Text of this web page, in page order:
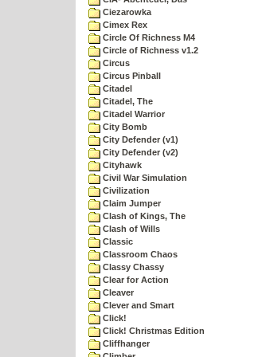
Ciezarowka
Cimex Rex
Circle Of Richness M4
Circle of Richness v1.2
Circus
Circus Pinball
Citadel
Citadel, The
Citadel Warrior
City Bomb
City Defender (v1)
City Defender (v2)
Cityhawk
Civil War Simulation
Civilization
Claim Jumper
Clash of Kings, The
Clash of Wills
Classic
Classroom Chaos
Classy Chassy
Clear for Action
Cleaver
Clever and Smart
Click!
Click! Christmas Edition
Cliffhanger